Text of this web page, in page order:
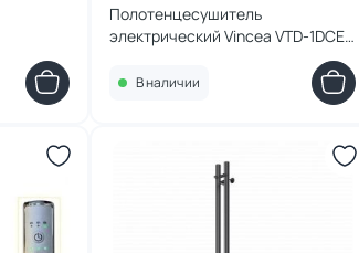
Полотенцесушитель
электрический Vincea VTD-1DCE
В наличии